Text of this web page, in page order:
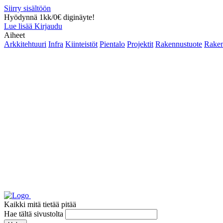
Siirry sisältöön
Hyödynnä 1kk/0€ diginäyte!
Lue lisää Kirjaudu
Aiheet
Arkkitehtuuri Infra Kiinteistöt Pientalo Projektit Rakennustuote
Kaikki mitä tietää pitää
Hae tältä sivustolta